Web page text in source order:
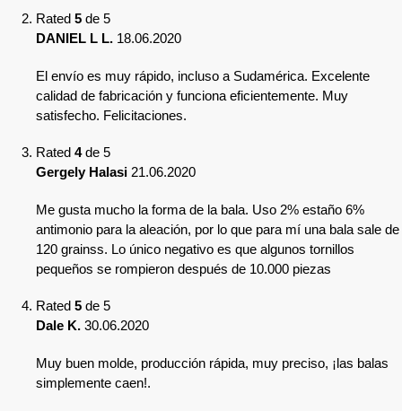
Rated 5 de 5
DANIEL L L. 18.06.2020
El envío es muy rápido, incluso a Sudamérica. Excelente
calidad de fabricación y funciona eficientemente. Muy
satisfecho. Felicitaciones.
Rated 4de 5
Gergely Halasi 21.06.2020
Me gusta mucho la forma de la bala. Uso 2% estaño 6%
antimonio para la aleación, por lo que para mí una bala sale de
120 grainss. Lo único negativo es que algunos tornillos
pequeños se rompieron después de 10.000 piezas
Rated 5 de 5
Dale K. 30.06.2020
Muy buen molde, producción rápida, muy preciso, ¡las balas
simplemente caen!.